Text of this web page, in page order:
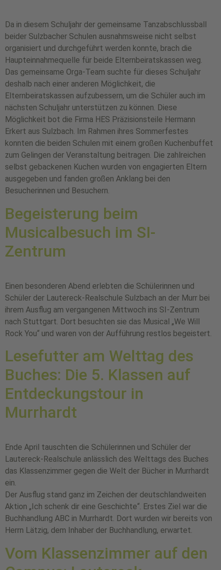
Da in diesem Schuljahr der gemeinsame Tanzabschlussball
beider Sulzbacher Schulen ausnahmsweise nicht selbst
organisiert und durchgeführt werden konnte, brach die
Haupteinnahmequelle für beide Elternbeiratskassen weg.
Das gemeinsame Orga-Team suchte für dieses Schuljahr
deshalb nach einer anderen Möglichkeit, die
Elternbeiratskassen aufzubessern, um die Schüler auch im
nächsten Schuljahr unterstützen zu können. Diese
Möglichkeit bot die Firma HES Präzisionsteile Hermann
Erkert aus Sulzbach. Im Rahmen ihres Sommerfestes
konnten die beiden Schulen mit einem großen Kuchenbuffet
zum Gelingen der Veranstaltung beitragen. Die zahlreichen
selbst gebackenen Kuchen wurden von engagierten Eltern
ausgegeben und fanden großen Anklang bei den
Besucherinnen und Besuchern.
Begeisterung beim
Musicalbesuch im SI-
Zentrum
Einen besonderen Abend erlebten die Schülerinnen und
Schüler der Lautereck-Realschule Sulzbach an der Murr bei
ihrem Ausflug am vergangenen Mittwoch ins SI-Zentrum
nach Stuttgart. Dort besuchten sie das Musical „We Will
Rock You“ und waren von der Aufführung restlos begeistert.
Lesefutter am Welttag des
Buches: Die 5. Klassen auf
Entdeckungstour in
Murrhardt
Ende April tauschten die Schülerinnen und Schüler der
Lautereck-Realschule anlässlich des Welttags des Buches
das Klassenzimmer gegen die Welt der Bücher in Murrhardt
ein.
Der Ausflug stand ganz im Zeichen der deutschlandweiten
Aktion „Ich schenk dir eine Geschichte“. Erstes Ziel war die
Buchhandlung ABC in Murrhardt. Dort wurden wir bereits von
Herrn Lätzig, dem Inhaber der Buchhandlung, erwartet.
Vom Klassenzimmer auf den